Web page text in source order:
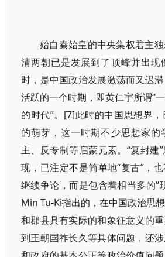
始自秦始皇的中央集权君主
清两朝已是发展到了顶峰并出现
时，是中国政治发展激荡而又迟
活跃的一个时期，即黄仁宇所谓“
的时代”。[7]此时的中国思想界
的萌芽，这一时期不少思想家的
主、反专制等启蒙元素。“复封建
现，已注定不是简单地“复古”，
继续争论，而是包含着相当多的“
Min Tu-Ki指出的，在中国政治思
和郡县具有实际的和象征意义的
到王朝国祚长久等具体问题，还